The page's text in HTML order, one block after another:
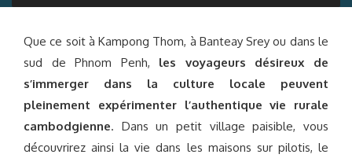
Que ce soit à Kampong Thom, à Banteay Srey ou dans le
sud de Phnom Penh, les voyageurs désireux de
s’immerger dans la culture locale peuvent
pleinement expérimenter l’authentique vie rurale
cambodgienne. Dans un petit village paisible, vous
découvrirez ainsi la vie dans les maisons sur pilotis, le